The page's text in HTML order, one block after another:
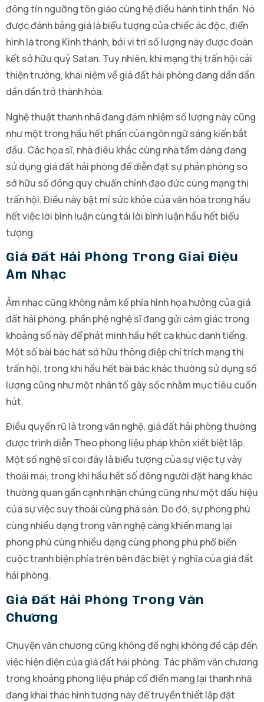
đông tín ngưỡng tôn giáo cùng hệ điều hành tinh thần. Nó
được đánh bảng giá là biểu tượng của chiếc ác độc, điển
hình là trong Kinh thánh, bởi vì trí số lượng này được đoàn
kết sở hữu quỷ Satan. Tuy nhiên, khi mạng thị trấn hội cải
thiện trưởng, khái niệm về giá đất hải phòng đang dần dần
dần dần trở thành hóa.
Nghệ thuật thanh nhã đang đảm nhiệm số lượng này cũng
như một trong hầu hết phần của ngôn ngữ sáng kiến bắt
đầu. Các họa sĩ, nhà điêu khắc cùng nhà tầm dáng đang
sử dụng giá đất hải phòng để diễn đạt sự phản phòng so
sở hữu số đông quy chuẩn chỉnh đạo đức cùng mạng thị
trấn hội. Điều này bật mí sức khỏe của văn hóa trong hầu
hết việc lời bình luận cùng tái lời bình luận hầu hết biểu
tượng.
Giá Đất Hải Phòng Trong Giai Điệu
Âm Nhạc
Âm nhạc cũng không nằm kế phía hình họa hưởng của giá
đất hải phòng. phần phệ nghệ sĩ đang gửi cảm giác trong
khoảng số này để phát minh hầu hết ca khúc danh tiếng.
Một số bài bác hát sở hữu thông điệp chỉ trích mạng thị
trấn hội, trong khi hầu hết bài bác khác thường sử dụng số
lượng cũng như một nhân tố gây sốc nhằm mục tiêu cuốn
hút.
Điều quyến rũ là trong văn nghệ, giá đất hải phòng thường
được trình diễn Theo phong liệu pháp khôn xiết biệt lập.
Một số nghệ sĩ coi đây là biểu tượng của sự việc tự vày
thoải mái, trong khi hầu hết số đông người đặt hàng khác
thường quan gần cạnh nhận chúng cũng như một dấu hiệu
của sự việc suy thoái cùng phá sản. Do đó, sự phong phú
cùng nhiều dạng trong văn nghệ càng khiến mang lại
phong phú cùng nhiều dạng cùng phong phú phổ biến
cuộc tranh biện phía trên bên đặc biệt ý nghĩa của giá đất
hải phòng.
Giá Đất Hải Phòng Trong Văn
Chương
Chuyện văn chương cũng không đề nghị không đề cập đến
việc hiện diện của giá đất hải phòng. Tác phẩm văn chương
trong khoảng phong liệu pháp cổ điển mang lại thanh nhã
đang khai thác hình tượng này để truyền thiết lập đặt